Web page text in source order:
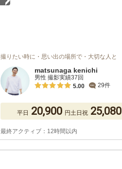
撮りたい時に・思い出の場所で・大切な人と
matsunaga kenichi
男性 撮影実績37回
5.00
29件
平日 20,900 円土日祝 25,080
最終アクティブ：12時間以内